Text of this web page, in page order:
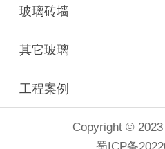
玻璃砖墙
其它玻璃
工程案例
Copyright ©
蜀ICP备